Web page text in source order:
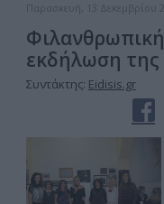
Παρασκευή, 13 Δεκεμβρίου
εκδήλωση της
Συντάκτης: Eidisis.gr